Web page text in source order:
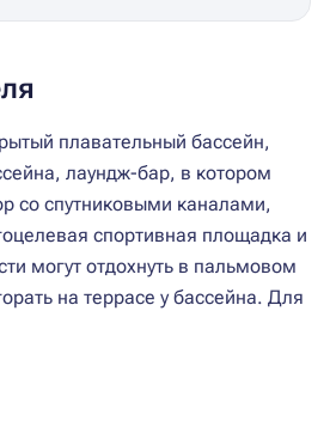
плавательный бассейн,
лаундж-бар, в котором
со спутниковыми каналами,
спортивная площадка и
могут отдохнуть в пальмовом
на террасе у бассейна. Для